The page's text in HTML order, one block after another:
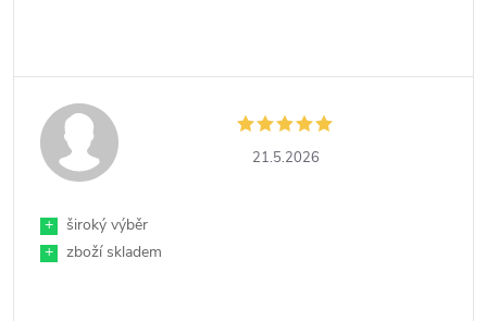
21.5.2026
+
široký výběr
+
zboží skladem